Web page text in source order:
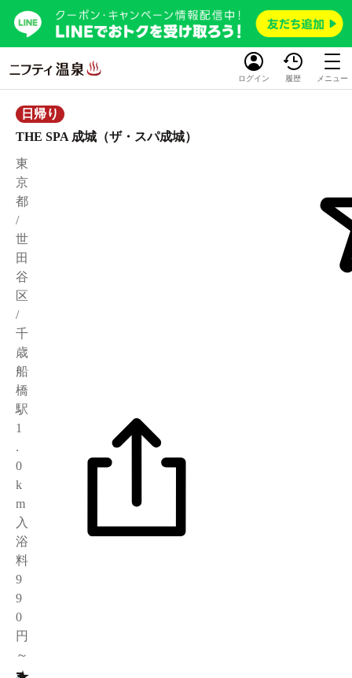
ログイン 履歴 メニュー
日帰り
THE SPA 成城（ザ・スパ成城）
東
京
都
/
世
田
谷
区
/
千
歳
船
橋
駅
1
.
0
k
m
入
浴
料
9
9
0
円
～